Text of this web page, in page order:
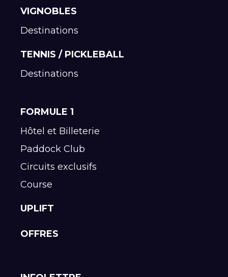
VIGNOBLES
Destinations
TENNIS / PICKLEBALL
Destinations
FORMULE 1
Hôtel et Billeterie
Paddock Club
Circuits exclusifs
Course
UPLIFT
OFFRES